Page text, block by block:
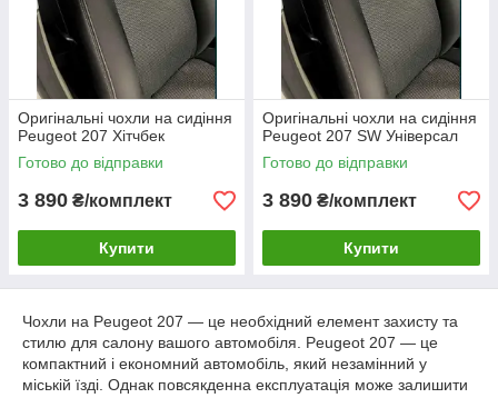
Оригінальні чохли на сидіння
Peugeot 207 Хітчбек
Готово до відправки
3 890 ₴/комплект
Купити
Оригінальні чохли на сидіння
Peugeot 207 SW Універсал
Готово до відправки
3 890 ₴/комплект
Купити
Чохли на Peugeot 207 — це необхідний елемент захисту та
стилю для салону вашого автомобіля. Peugeot 207 — це
компактний і економний автомобіль, який незамінний у
міській їзді. Однак повсякденна експлуатація може залишити